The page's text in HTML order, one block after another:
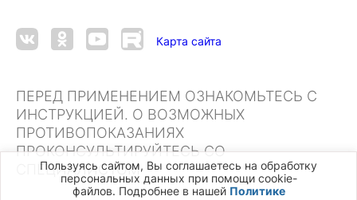
Пользуясь сайтом, Вы соглашаетесь на обработку
персональных данных при помощи cookie-
файлов. Подробнее в нашей Политике
Карта сайта
ПЕРЕД ПРИМЕНЕНИЕМ ОЗНАКОМЬТЕСЬ С
ИНСТРУКЦИЕЙ. О ВОЗМОЖНЫХ
ПРОТИВОПОКАЗАНИЯХ
ПРОКОНСУЛЬТИРУЙТЕСЬ СО
СПЕЦИАЛИСТОМ